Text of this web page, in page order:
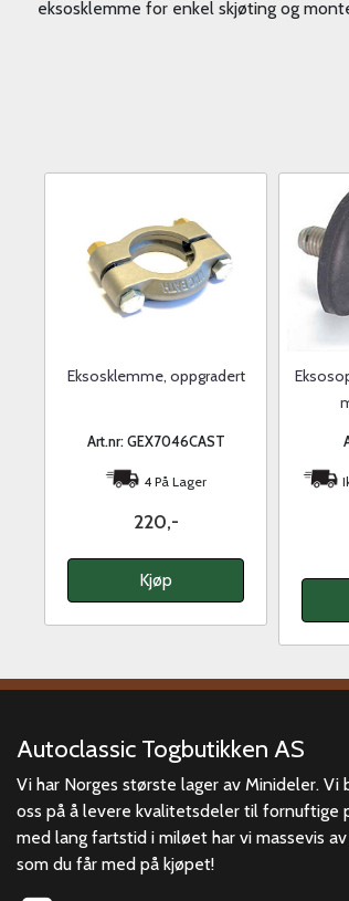
eksosklemme for enkel skjøting og
Eksosklemme, oppgradert
Art.nr: GEX7046CAST
4 På Lager
220,-
Kjøp
Autoclassic Togbutikken AS
Vi har Norges største lager av Minideler. Vi
oss på å levere kvalitetsdeler til fornuftige
med lang fartstid i miløet har vi massevis
som du får med på kjøpet!